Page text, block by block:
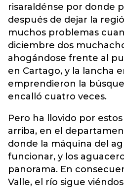
risaraldénse por donde
después de dejar la
muchos problemas
diciembre dos
ahogándose frente al
en Cartago, y la lancha
emprendieron la
encalló cuatro veces.
Pero ha llovido por
arriba, en el
donde la máquina del
funcionar, y los
panorama. En
Valle, el río sigue